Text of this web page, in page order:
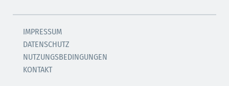
IMPRESSUM
DATENSCHUTZ
NUTZUNGSBEDINGUNGEN
KONTAKT